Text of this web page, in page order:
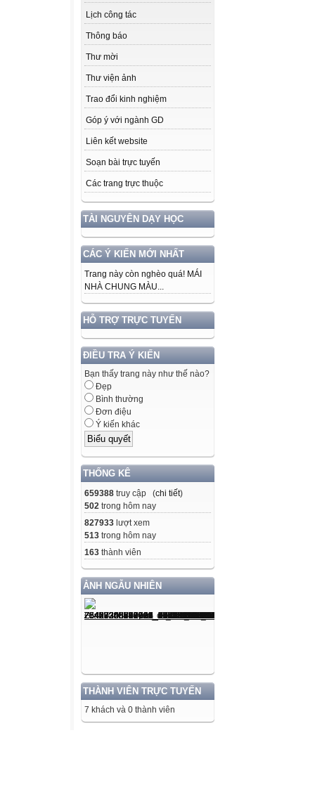
Lịch công tác
Thông báo
Thư mời
Thư viện ảnh
Trao đổi kinh nghiệm
Góp ý với ngành GD
Liên kết website
Soạn bài trực tuyến
Các trang trực thuộc
TÀI NGUYÊN DẠY HỌC
CÁC Ý KIẾN MỚI NHẤT
Trang này còn nghèo quá! MÁI
NHÀ CHUNG MÀU...
HỖ TRỢ TRỰC TUYẾN
ĐIỀU TRA Ý KIẾN
Bạn thấy trang này như thế nào?
Đẹp
Bình thường
Đơn điệu
Ý kiến khác
THỐNG KÊ
659388 truy cập (chi tiết)
502 trong hôm nay
827933 lượt xem
513 trong hôm nay
163 thành viên
ẢNH NGẪU NHIÊN
THÀNH VIÊN TRỰC TUYẾN
7 khách và 0 thành viên